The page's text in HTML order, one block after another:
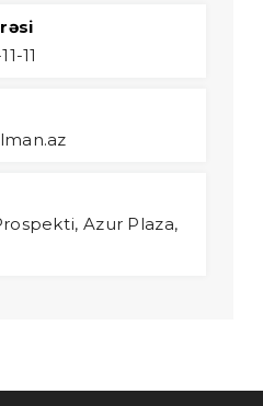
11
Azur Plaza,